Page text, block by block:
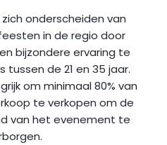
zich onderscheiden van
in de regio door
bijzondere ervaring te
tussen de 21 en 35 jaar.
om minimaal 80% van
te verkopen om de
van het evenement te